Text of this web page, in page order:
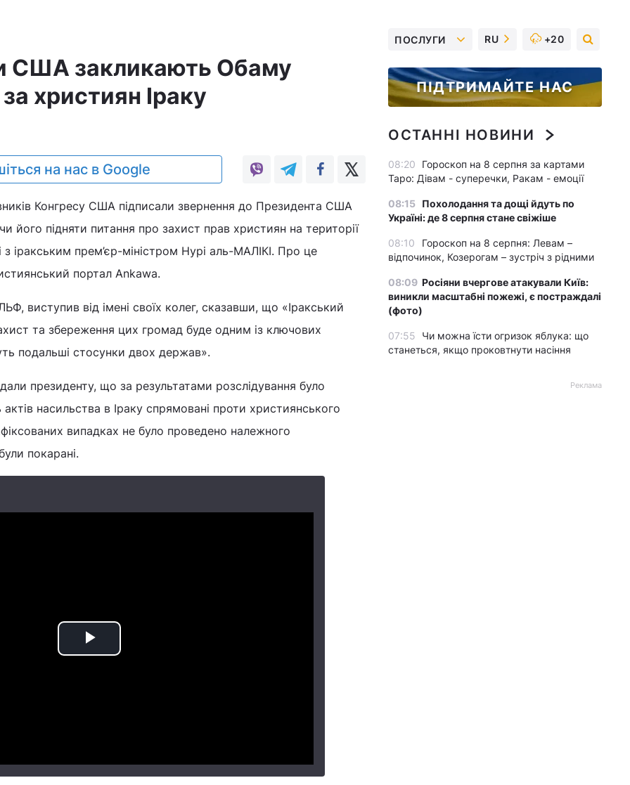
США закликають Обаму
християн Іраку
на нас в Google
Конгресу США підписали звернення до Президента США
підняти питання про захист прав християн на території
з іракським прем’єр-міністром Нурі аль-МАЛІКІ. Про це
портал Ankawa.
виступив від імені своїх колег, сказавши, що «Іракський
та збереження цих громад буде одним із ключових
подальші стосунки двох держав».
президенту, що за результатами розслідування було
насильства в Іраку спрямовані проти християнського
випадках не було проведено належного
покарані.
Play
ПОСЛУГИ RU +20
ПІДТРИМАЙТЕ НАС
ОСТАННІ НОВИНИ
08:20
Гороскоп на 8 серпня за картами
Таро: Дівам - суперечки, Ракам - емоції
08:15 Похолодання та дощі йдуть по
Україні: де 8 серпня стане свіжіше
08:10
Гороскоп на 8 серпня: Левам –
відпочинок, Козерогам – зустріч з рідними
08:09 Росіяни вчергове атакували Київ:
виникли масштабні пожежі, є постраждалі
(фото)
07:55
Чи можна їсти огризок яблука: що
станеться, якщо проковтнути насіння
Реклама